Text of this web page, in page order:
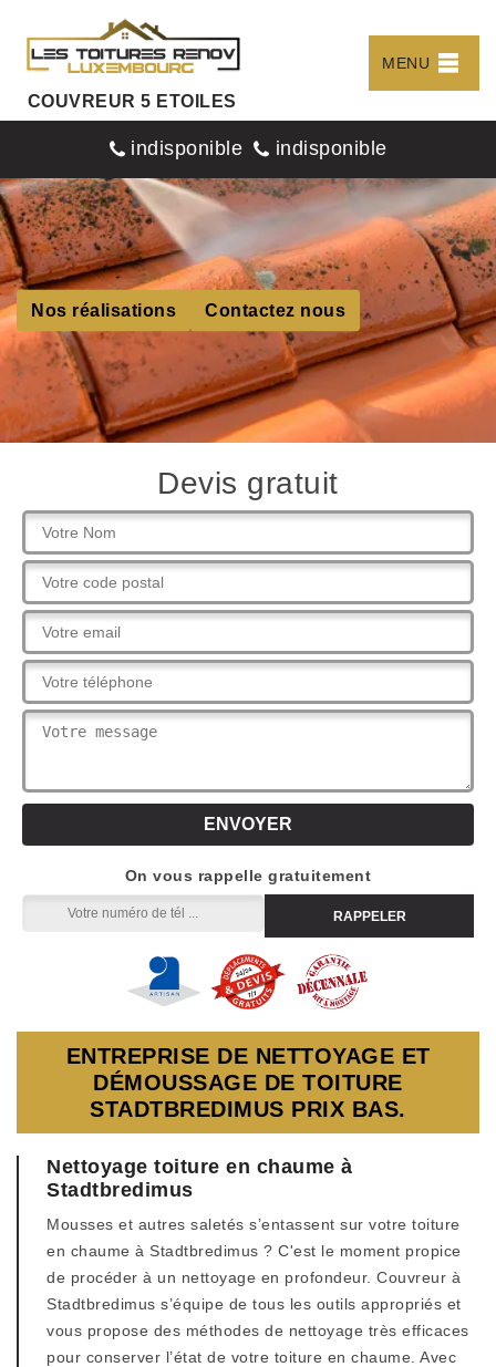
COUVREUR 5 ETOILES
MENU
indisponible indisponible
Nos réalisations Contactez nous
Devis gratuit
On vous rappelle gratuitement
ENTREPRISE DE NETTOYAGE ET
DÉMOUSSAGE DE TOITURE
STADTBREDIMUS PRIX BAS.
Nettoyage toiture en chaume à
Stadtbredimus
Mousses et autres saletés s’entassent sur votre toiture
en chaume à Stadtbredimus ? C'est le moment propice
de procéder à un nettoyage en profondeur. Couvreur à
Stadtbredimus s’équipe de tous les outils appropriés et
vous propose des méthodes de nettoyage très efficaces
pour conserver l’état de votre toiture en chaume. Avec